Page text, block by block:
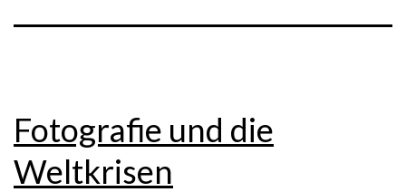
Fotografie und die
Weltkrisen